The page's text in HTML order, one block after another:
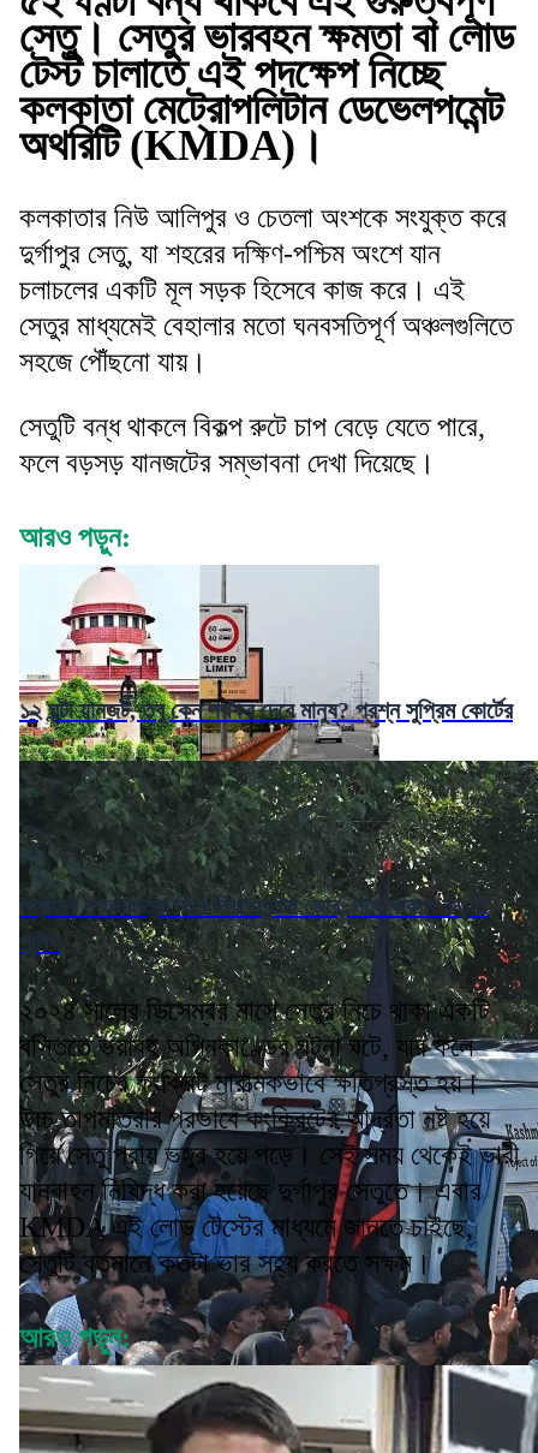
সেতু। সেতুর ভারবহন ক্ষমতা বা লোড
টেস্ট চালাতে এই পদক্ষেপ নিচ্ছে
কলকাতা মেট্রোপলিটান ডেভেলপমেন্ট
অথরিটি (KMDA)।
কলকাতার নিউ আলিপুর ও চেতলা অংশকে সংযুক্ত করে
দুর্গাপুর সেতু, যা শহরের দক্ষিণ-পশ্চিম অংশে যান
চলাচলের একটি মূল সড়ক হিসেবে কাজ করে। এই
সেতুর মাধ্যমেই বেহালার মতো ঘনবসতিপূর্ণ অঞ্চলগুলিতে
সহজে পৌঁছনো যায়।
সেতুটি বন্ধ থাকলে বিকল্প রুটে চাপ বেড়ে যেতে পারে,
ফলে বড়সড় যানজটের সম্ভাবনা দেখা দিয়েছে।
আরও পড়ুন:
১২ ঘন্টা যানজট, তবু কেন পথকর দেবে মানুষ? প্রশ্ন সুপ্রিম কোর্টের
মহরমের শোভাযাত্রা ঘিরে নিরাপত্তায় জোর, পথে থাকবে বাড়তি
পুলিশ
২০২৪ সালের ডিসেম্বর মাসে সেতুর নিচে থাকা একটি
বস্তিতে ভয়াবহ অগ্নিকাণ্ডের ঘটনা ঘটে, যার ফলে
সেতুর নিচের কংক্রিট মারাত্মকভাবে ক্ষতিগ্রস্ত হয়।
উচ্চ তাপমাত্রার প্রভাবে কংক্রিটের আর্দ্রতা নষ্ট হয়ে
গিয়ে সেতু প্রায় ভঙ্গুর হয়ে পড়ে। সেই সময় থেকেই ভারী
যানবাহন নিষিদ্ধ করা হয়েছে দুর্গাপুর সেতুতে। এবার
KMDA এই লোড টেস্টের মাধ্যমে জানতে চাইছে,
সেতুটি বর্তমানে কতটা ভার সহ্য করতে সক্ষম।
আরও পড়ুন: